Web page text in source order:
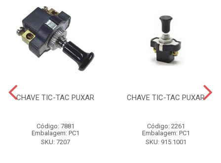
CHAVE TIC-TAC PUXAR
Código: 7881
Embalagem: PC1
SKU: 7207
CHAVE TIC-TAC PUXAR
Código: 2261
Embalagem: PC1
SKU: 915.1001